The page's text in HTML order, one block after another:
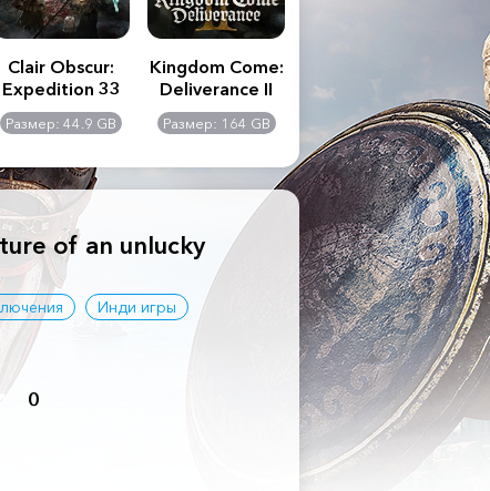
Clair Obscur:
Expedition 33
Размер: 44.9 GB
Kingdom Come:
Deliverance II
Размер: 164 GB
Remastered
Размер: 116 GB
of an unlucky
Инди игры
0